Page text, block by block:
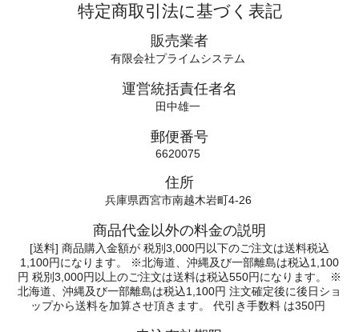
特定商取引法に基づく表記
販売業者
有限会社プライムシステム
運営統括責任者名
田中雄一
郵便番号
6620075
住所
兵庫県西宮市南越木岩町4-26
商品代金以外の料金の説明
[送料] 商品購入金額が 税別3,000円以下のご注文は送料税込
1,100円になります。 ※北海道、沖縄及び一部離島は税込1,100
円 税別3,000円以上のご注文は送料は税込550円になります。 ※
北海道、沖縄及び一部離島は税込1,100円 注文確定後に後日ショ
ップから送料を加算させ頂きます。 代引き手数料 は350円